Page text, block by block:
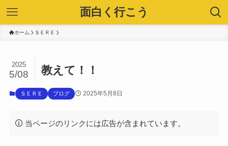
面白く行こう
ホーム ＳＥＲＥ
教えて！！
2025
5/08
ＳＥＲＥ ブログ 2025年5月8日
当ページのリンクには広告が含まれています。